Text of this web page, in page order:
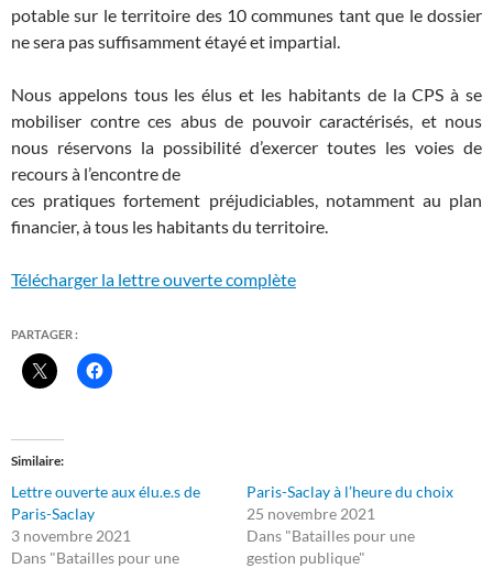
potable sur le territoire des 10 communes tant que le dossier
ne sera pas suffisamment étayé et impartial.
Nous appelons tous les élus et les habitants de la CPS à se
mobiliser contre ces abus de pouvoir caractérisés, et nous
nous réservons la possibilité d’exercer toutes les voies de
recours à l’encontre de
ces pratiques fortement préjudiciables, notamment au plan
financier, à tous les habitants du territoire.
Télécharger la lettre ouverte complète
PARTAGER :
Similaire
Lettre ouverte aux élu.e.s de
Paris-Saclay
3 novembre 2021
Dans "Batailles pour une
Paris-Saclay à l’heure du choix
25 novembre 2021
Dans "Batailles pour une
gestion publique"